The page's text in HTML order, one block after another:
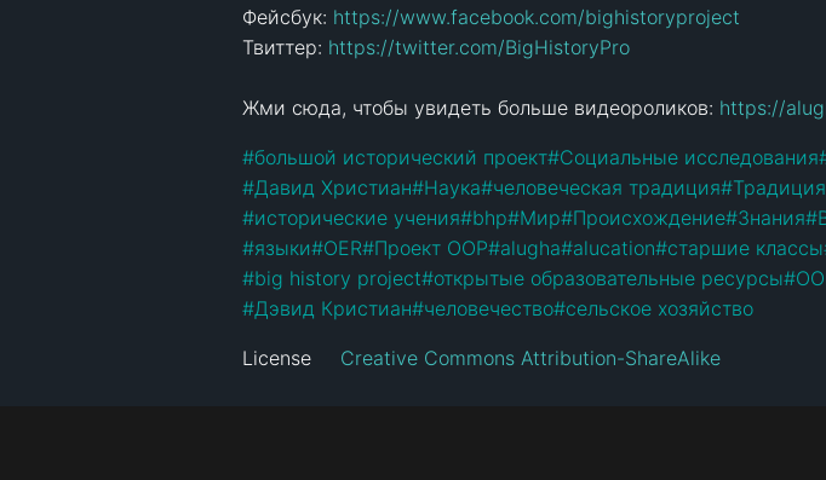
Фейсбук: https://www.facebook.com/bighistoryproject
Твиттер: https://twitter.com/BigHistoryPro
Жми сюда, чтобы увидеть больше видеороликов: https://
#большой исторический проект#Социальные исследования
#Давид Христиан#Наука#человеческая традиция#Традиция
#исторические учения#bhp#Мир#Происхождение#Знания#
#языки#OER#Проект ООР#alugha#alucation#старшие классы
#big history project#открытые образовательные ресурсы#
#Дэвид Кристиан#человечество#сельское хозяйство
License Creative Commons Attribution-ShareAlike